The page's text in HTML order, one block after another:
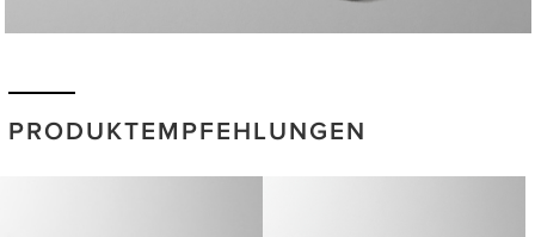
PRODUKTEMPFEHLUNGEN